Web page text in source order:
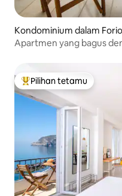
Kondominium dalam Forio
Apartmen yang bagus
Pilihan utama tetamu
Pilihan tetamu